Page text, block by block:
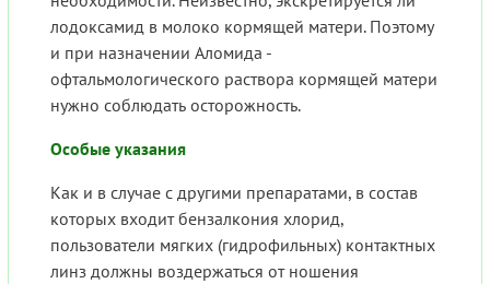
лодоксамид в молоко кормящей матери. Поэтому
и при назначении Аломида -
офтальмологического раствора кормящей матери
нужно соблюдать осторожность.
Особые указания
Как и в случае с другими препаратами, в состав
которых входит бензалкония хлорид,
пользователи мягких (гидрофильных) контактных
линз должны воздержаться от ношения